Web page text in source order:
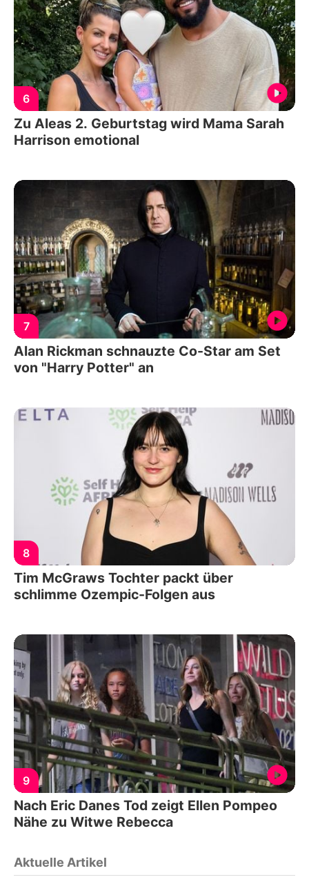
6
Zu Aleas 2. Geburtstag wird Mama Sarah
Harrison emotional
7
Alan Rickman schnauzte Co-Star am Set
von "Harry Potter" an
8
Tim McGraws Tochter packt über
schlimme Ozempic-Folgen aus
9
Nach Eric Danes Tod zeigt Ellen Pompeo
Nähe zu Witwe Rebecca
Aktuelle Artikel